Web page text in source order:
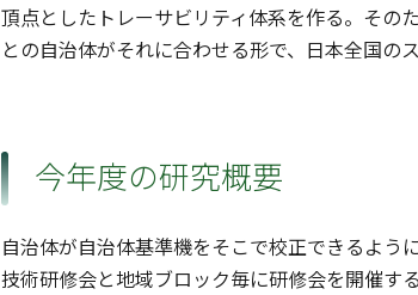
頂点としたトレーサビリティ体系を作る。その
との自治体がそれに合わせる形で、日本全国の
今年度の研究概要
自治体が自治体基準機をそこで校正できるよ
技術研修会と地域ブロック毎に研修会を開催す